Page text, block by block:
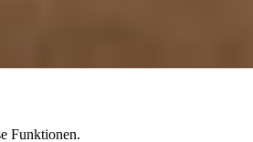
Funktionen.